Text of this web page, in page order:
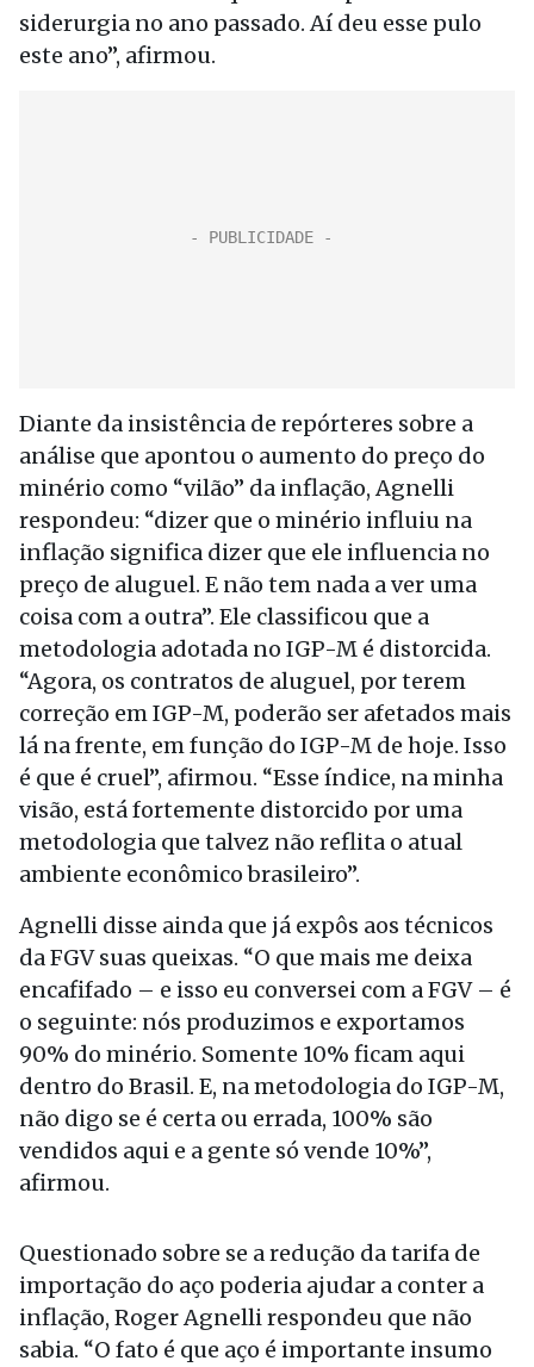
siderurgia no ano passado. Aí deu esse pulo
este ano”, afirmou.
Diante da insistência de repórteres sobre a
análise que apontou o aumento do preço do
minério como “vilão” da inflação, Agnelli
respondeu: “dizer que o minério influiu na
inflação significa dizer que ele influencia no
preço de aluguel. E não tem nada a ver uma
coisa com a outra”. Ele classificou que a
metodologia adotada no IGP-M é distorcida.
“Agora, os contratos de aluguel, por terem
correção em IGP-M, poderão ser afetados mais
lá na frente, em função do IGP-M de hoje. Isso
é que é cruel”, afirmou. “Esse índice, na minha
visão, está fortemente distorcido por uma
metodologia que talvez não reflita o atual
ambiente econômico brasileiro”.
Agnelli disse ainda que já expôs aos técnicos
da FGV suas queixas. “O que mais me deixa
encafifado – e isso eu conversei com a FGV – é
o seguinte: nós produzimos e exportamos
90% do minério. Somente 10% ficam aqui
dentro do Brasil. E, na metodologia do IGP-M,
não digo se é certa ou errada, 100% são
vendidos aqui e a gente só vende 10%”,
afirmou.
Questionado sobre se a redução da tarifa de
importação do aço poderia ajudar a conter a
inflação, Roger Agnelli respondeu que não
sabia. “O fato é que aço é importante insumo